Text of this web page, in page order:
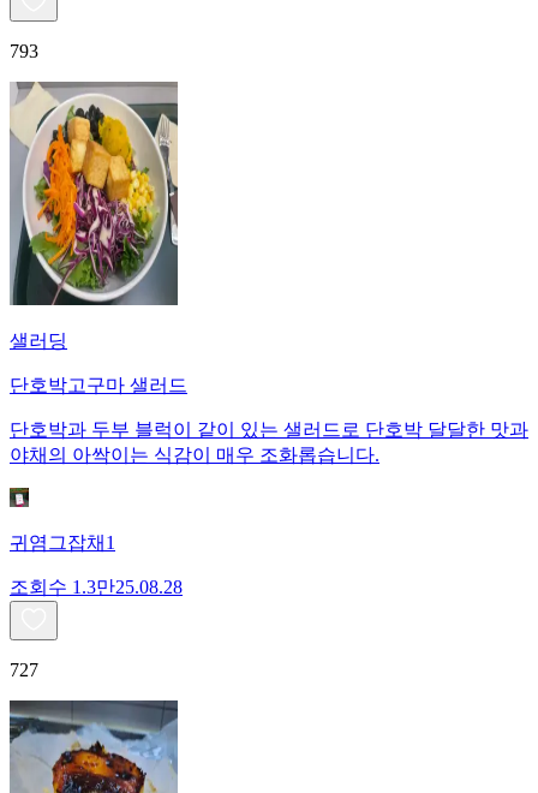
793
샐러딩
단호박고구마 샐러드
단호박과 두부 블럭이 같이 있는 샐러드로 단호박 달달한 맛과
야채의 아싹이는 식감이 매우 조화롭습니다.
귀염그잡채1
조회수 1.3만25.08.28
727